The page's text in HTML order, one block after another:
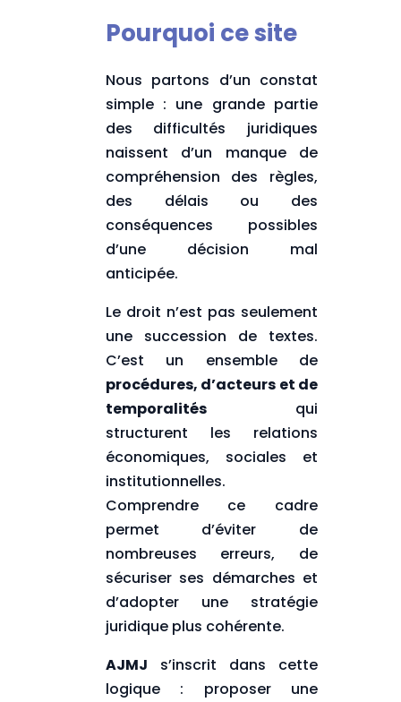
Pourquoi ce site
Nous partons d’un constat
simple : une grande partie
des difficultés juridiques
naissent d’un manque de
compréhension des règles,
des délais ou des
conséquences possibles
d’une décision mal
anticipée.
Le droit n’est pas seulement
une succession de textes.
C’est un ensemble de
procédures, d’acteurs et de
temporalitésqui
structurent les relations
économiques, sociales et
institutionnelles.
Comprendre ce cadre
permet d’éviter de
nombreuses erreurs, de
sécuriser ses démarches et
d’adopter une stratégie
juridique plus cohérente.
AJMJ s’inscrit dans cette
logique : proposer une